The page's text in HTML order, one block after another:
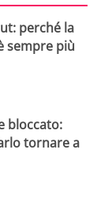
perché la
sempre più
bloccato:
tornare a